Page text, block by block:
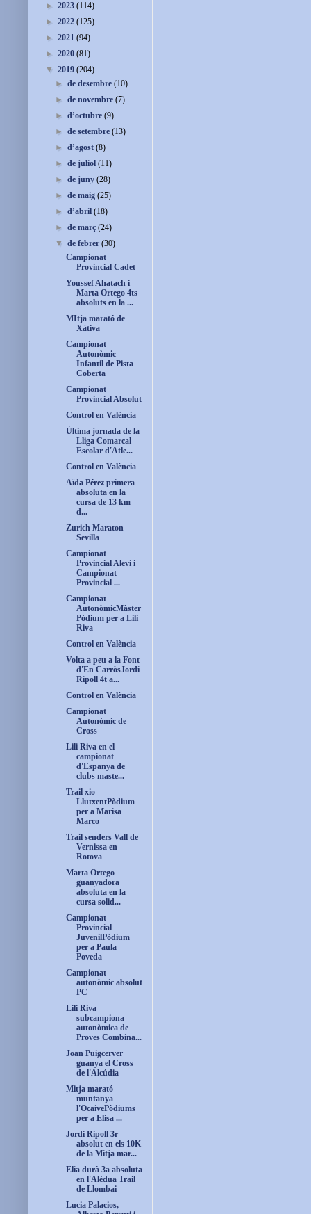
► 2023 (114)
► 2022 (125)
► 2021 (94)
► 2020 (81)
▼ 2019 (204)
►de desembre(10)
►de novembre(7)
►d’octubre(9)
►de setembre(13)
►d’agost(8)
►de juliol(11)
►de juny(28)
►de maig(25)
►d’abril(18)
►de març(24)
▼de febrer(30)
Campionat
Provincial Cadet
Youssef Ahatach i
Marta Ortego 4ts
absoluts en la ...
MItja marató de
Xàtiva
Campionat
Autonòmic
Infantil de Pista
Coberta
Campionat
Provincial Absolut
Control en València
Última jornada de la
Lliga Comarcal
Escolar d'Atle...
Control en València
Aïda Pérez primera
absoluta en la
cursa de 13 km
d...
Zurich Maraton
Sevilla
Campionat
Provincial Aleví i
Campionat
Provincial ...
Campionat
AutonòmicMàster
Pòdium per a Lili
Riva
Control en València
Volta a peu a la Font
d'En CarròsJordi
Ripoll 4t a...
Control en València
Campionat
Autonòmic de
Cross
Lili Riva en el
campionat
d'Espanya de
clubs maste...
Trail xio
LlutxentPòdium
per a Marisa
Marco
Trail senders Vall de
Vernissa en
Rotova
Marta Ortego
guanyadora
absoluta en la
cursa solid...
Campionat
Provincial
JuvenilPòdium
per a Paula
Poveda
Campionat
autonòmic absolut
PC
Lili Riva
subcampiona
autonòmica de
Proves Combina...
Joan Puigcerver
guanya el Cross
de l'Alcúdia
Mitja marató
muntanya
l'OcaivePòdiums
per a Elisa ...
Jordi Ripoll 3r
absolut en els 10K
de la Mitja mar...
Elia durà 3a absoluta
en l'Alèdua Trail
de Llombai
Lucia Palacios,